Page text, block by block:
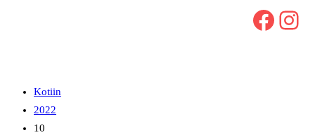
Facebook Instagram
Kotiin
2022
10